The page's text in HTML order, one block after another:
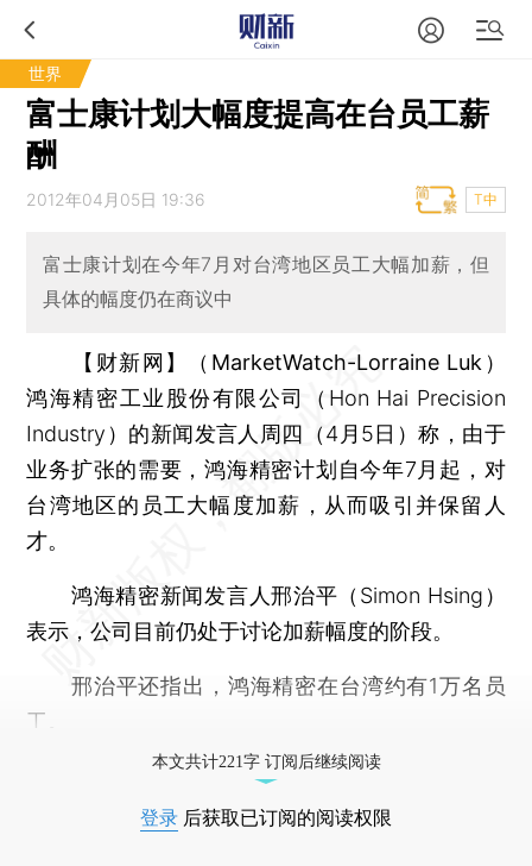
世界
富士康计划大幅度提高在台员工薪
酬
2012年04月05日 19:36 T中
富士康计划在今年7月对台湾地区员工大幅加薪，但
具体的幅度仍在商议中
【财新网】（MarketWatch-Lorraine Luk）
鸿海精密工业股份有限公司（Hon Hai Precision
Industry）的新闻发言人周四（4月5日）称，由于
业务扩张的需要，鸿海精密计划自今年7月起，对
台湾地区的员工大幅度加薪，从而吸引并保留人
才。
鸿海精密新闻发言人邢治平（Simon Hsing）
表示，公司目前仍处于讨论加薪幅度的阶段。
邢治平还指出，鸿海精密在台湾约有1万名员
工。
本文共计221字 订阅后继续阅读
登录 后获取已订阅的阅读权限